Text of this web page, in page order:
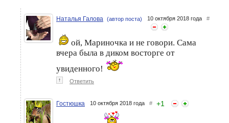
Наталья Галова (автор поста) 10 октября 2018 года #
ой, Мариночка и не говори. Сама
вчера была в диком восторге от
увиденного!
↑ Ответить
Гостюшка 10 октября 2018 года # +1